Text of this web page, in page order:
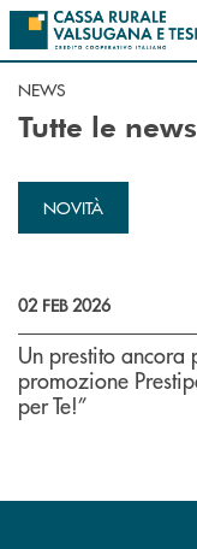
Salta al contenuto principale
NEWS
Tutte le news
NOVITÀ
02 FEB 2026
Un prestito
promozione
per Te!”